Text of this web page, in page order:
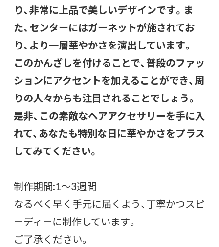
り、非常に上品で美しいデザインです。ま
た、センターにはガーネットが施されてお
り、より一層華やかさを演出しています。
このかんざしを付けることで、普段のファッ
ションにアクセントを加えることができ、周
りの人々からも注目されることでしょう。
是非、この素敵なヘアアクセサリーを手に入
れて、あなたも特別な日に華やかさをプラス
してみてください。
制作期間:1〜3週間
なるべく早く手元に届くよう、丁寧かつスピ
ーディーに制作しています。
ご了承ください。